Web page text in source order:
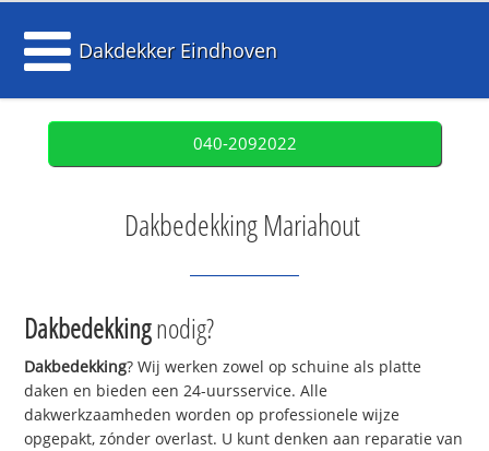
Dakdekker Eindhoven
040-2092022
Dakbedekking Mariahout
Dakbedekkingnodig?
Dakbedekking? Wij werken zowel op schuine als platte
daken en bieden een 24-uursservice. Alle
dakwerkzaamheden worden op professionele wijze
opgepakt, zónder overlast. U kunt denken aan reparatie van